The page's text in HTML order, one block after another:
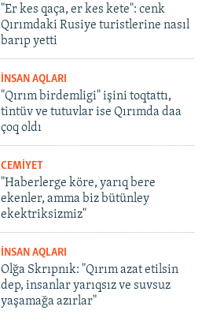
"Er kes qaça, er kes kete": cenk
Qırımdaki Rusiye turistlerine nasıl
barıp yetti
İNSAN AQLARI
"Qırım birdemligi" işini toqtattı,
tintüv ve tutuvlar ise Qırımda daa
çoq oldı
CEMİYET
"Haberlerge köre, yarıq bere
ekenler, amma biz bütünley
ekektriksizmiz"
İNSAN AQLARI
Olğa Skrıpnık: "Qırım azat etilsin
dep, insanlar yarıqsız ve suvsuz
yaşamağa azırlar"